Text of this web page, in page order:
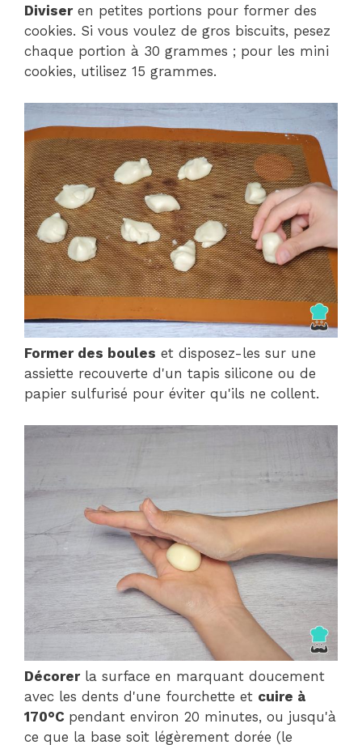
Diviseren petites portions pour former des
cookies. Si vous voulez de gros biscuits, pesez
chaque portion à 30 grammes ; pour les mini
cookies, utilisez 15 grammes.
Former des boules et disposez-les sur une
assiette recouverte d'un tapis silicone ou de
papier sulfurisé pour éviter qu'ils ne collent.
Décorerla surface en marquant doucement
avec les dents d'une fourchette et cuire à
170°C pendant environ 20 minutes, ou jusqu'à
ce que la base soit légèrement dorée (le